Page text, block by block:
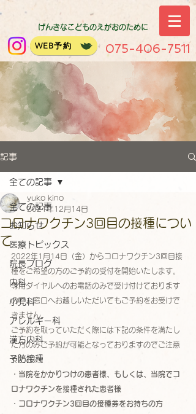
げんきなこどものえがおのために
WEB予約 075-406-7511
記事
全ての記事
お知らせ
医療トピックス
院長ブログ
内科
小児科
アレルギー科
漢方内科
予防接種
全ての記事
コロナワクチン3回目の接種につい
て
yuko kino
2021年12月14日
2022年1月14日（金）からコロナワクチン3回目接
種をご希望の方のご予約の受付を開始いたします。
専用ダイヤルへのお電話のみで受け付けております
ので、窓口へお越しいただいてもご予約をお受けで
きません。
ご予約を取っていただく際には下記の条件を満たし
た方のみご予約が可能となっておりますのでご注意
ください。
・当院をかかりつけの患者様、もしくは、当院でコ
ロナワクチンを接種された患者様
・コロナワクチン3回目の接種券をお持ちの方